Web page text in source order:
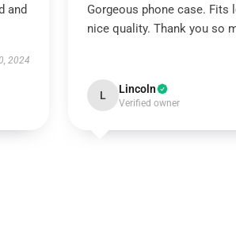
and
2024
Gorgeous phone case. Fits
nice quality. Thank you so
L Lincoln
Verified owner